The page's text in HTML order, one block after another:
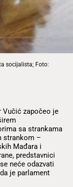
socijalista; Foto:
Vučić započeo je
sa strankama
strankom –
Mađara i
predstavnici
neće odazvati
je parlament